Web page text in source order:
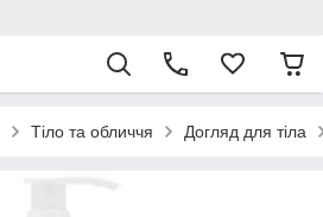
Тіло та обличчя Догляд для тіла